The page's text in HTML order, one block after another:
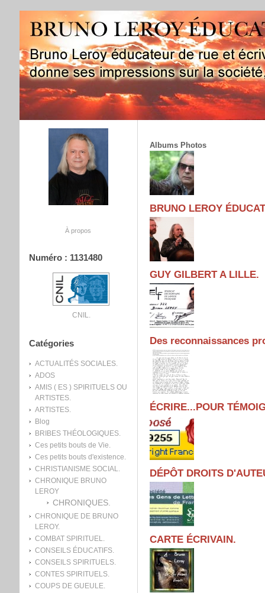
À propos
Numéro : 1131480
CNIL.
Catégories
ACTUALITÉS SOCIALES.
ADOS
AMIS ( ES ) SPIRITUELS OU
ARTISTES.
ARTISTES.
Blog
BRIBES THÉOLOGIQUES.
Ces petits bouts de Vie.
Ces petits bouts d'existence.
CHRISTIANISME SOCIAL.
CHRONIQUE BRUNO
LEROY
CHRONIQUES.
CHRONIQUE DE BRUNO
LEROY.
COMBAT SPIRITUEL.
CONSEILS ÉDUCATIFS.
CONSEILS SPIRITUELS.
CONTES SPIRITUELS.
COUPS DE GUEULE.
Albums Photos
BRUNO LEROY
GUY GILBERT A LILLE.
Des reconnaissances
ÉCRIRE...POUR
DÉPÔT DROITS
CARTE ÉCRIVAIN.